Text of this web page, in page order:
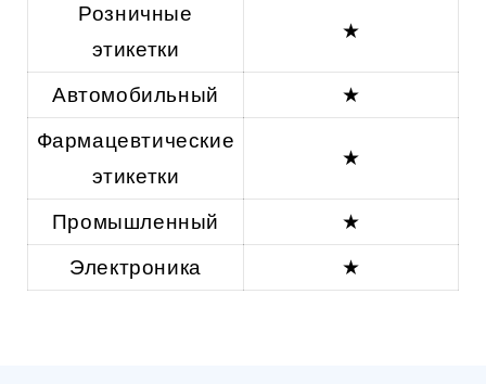
Розничные
этикетки
★
Автомобильный
★
Фармацевтические
этикетки
★
Промышленный
★
Электроника
★